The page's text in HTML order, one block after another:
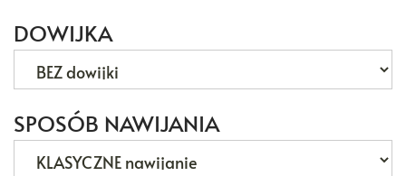
DOWIJKA
SPOSÓB NAWIJANIA